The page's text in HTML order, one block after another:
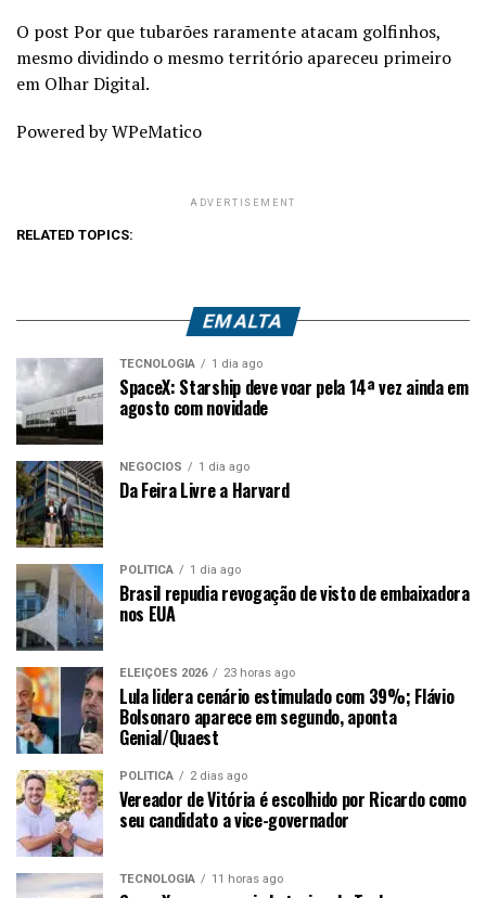
O post Por que tubarões raramente atacam golfinhos,
mesmo dividindo o mesmo território apareceu primeiro
em Olhar Digital.
Powered by WPeMatico
ADVERTISEMENT
RELATED TOPICS:
EM ALTA
TECNOLOGIA 1 dia ago
SpaceX: Starship deve voar pela 14ª vez ainda em
agosto com novidade
NEGÓCIOS 1 dia ago
Da Feira Livre a Harvard
POLÍTICA 1 dia ago
Brasil repudia revogação de visto de embaixadora
nos EUA
ELEIÇÕES 2026 23 horas ago
Lula lidera cenário estimulado com 39%; Flávio
Bolsonaro aparece em segundo, aponta
Genial/Quaest
POLÍTICA 2 dias ago
Vereador de Vitória é escolhido por Ricardo como
seu candidato a vice-governador
TECNOLOGIA 11 horas ago